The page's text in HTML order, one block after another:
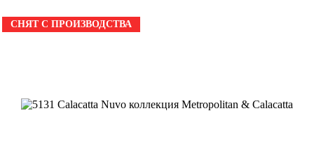
СНЯТ С ПРОИЗВОДСТВА